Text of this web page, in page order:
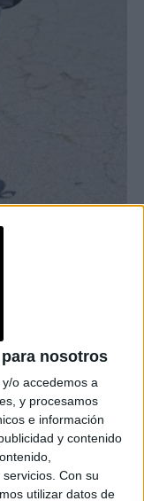
nosotros
o accedemos a
y procesamos
e información
y contenido
Con su
utilizar datos de
LETIZIA Y
MÁS CHIC:
Y TIRO
PAR